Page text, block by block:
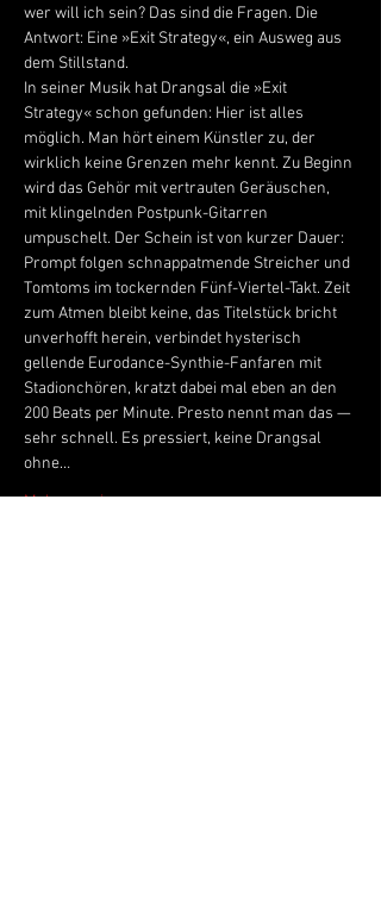
wer will ich sein? Das sind die Fragen. Die
Antwort: Eine »Exit Strategy«, ein Ausweg aus
dem Stillstand.
In seiner Musik hat Drangsal die »Exit
Strategy« schon gefunden: Hier ist alles
möglich. Man hört einem Künstler zu, der
wirklich keine Grenzen mehr kennt. Zu Beginn
wird das Gehör mit vertrauten Geräuschen,
mit klingelnden Postpunk-Gitarren
umpuschelt. Der Schein ist von kurzer Dauer:
Prompt folgen schnappatmende Streicher und
Tomtoms im tockernden Fünf-Viertel-Takt. Zeit
zum Atmen bleibt keine, das Titelstück bricht
unverhofft herein, verbindet hysterisch
gellende Eurodance-Synthie-Fanfaren mit
Stadionchören, kratzt dabei mal eben an den
200 Beats per Minute. Presto nennt man das —
sehr schnell. Es pressiert, keine Drangsal
ohne…
Mehr anzeigen